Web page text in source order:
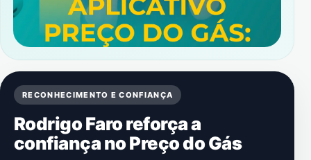
RECONHECIMENTO E CONFIANÇA
Rodrigo Faro reforça a
confiança no Preço do Gás